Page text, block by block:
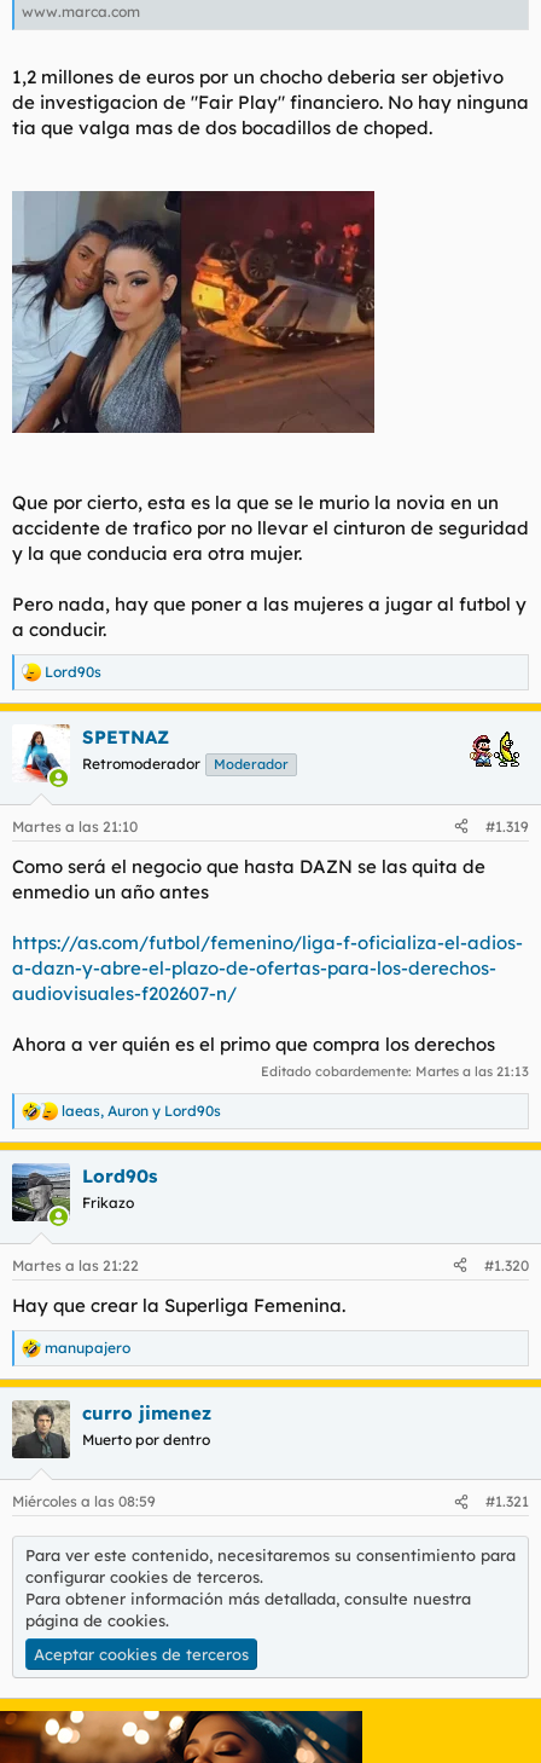
www.marca.com
1,2 millones de euros por un chocho deberia ser objetivo
de investigacion de "Fair Play" financiero. No hay ninguna
tia que valga mas de dos bocadillos de choped.
Que por cierto, esta es la que se le murio la novia en un
accidente de trafico por no llevar el cinturon de seguridad
y la que conducia era otra mujer.
Pero nada, hay que poner a las mujeres a jugar al futbol y
a conducir.
R
e
a
c
i
e
:
Lord90s
SPETNAZ
Retromoderador Moderador
Martes a las 21:10 #1.319
Como será el negocio que hasta DAZN se las quita de
enmedio un año antes
https://as.com/futbol/femenino/liga-f-oficializa-el-adios-
a-dazn-y-abre-el-plazo-de-ofertas-para-los-derechos-
audiovisuales-f202607-n/
Ahora a ver quién es el primo que compra los derechos
Editado cobardemente: Martes a las 21:13
R
e
a
c
c
i
e
:
laeas, Auron y Lord90s
Lord90s
Frikazo
Martes a las 21:22 #1.320
Hay que crear la Superliga Femenina.
R
e
a
c
c
e
manupajero
curro jimenez
Muerto por dentro
Miércoles a las 08:59 #1.321
Para ver este contenido, necesitaremos su consentimiento para
configurar cookies de terceros.
Para obtener información más detallada, consulte nuestra
página de cookies.
Aceptar cookies de terceros